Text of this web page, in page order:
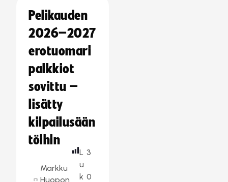
Pelikauden
2026–2027
erotuomari
palkkiot
sovittu –
lisätty
kilpailusään
töihin
Markku
Huopon
L
u
k
3
0